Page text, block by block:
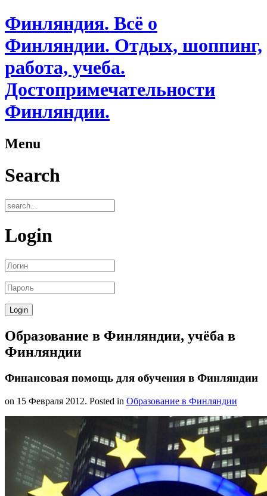
Финляндия. Всё о
Финляндии. Отдых, шоппинг,
работа, учеба.
Достопримечательности
Финляндии.
Menu
Search
Login
Образование в Финляндии, учёба в
Финляндии
Финансовая помощь для обучения в Финляндии
on 15 Февраля 2012. Posted in Образование в Финляндии